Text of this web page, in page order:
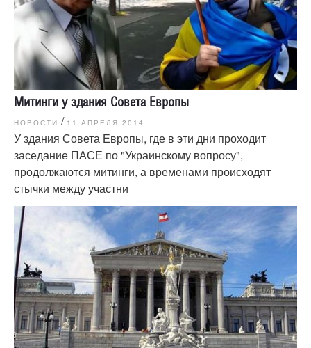
Митинги у здания Совета Европы
НОВОСТИ / 11 АПРЕЛЯ 2014
У здания Совета Европы, где в эти дни проходит
заседание ПАСЕ по "Украинскому вопросу",
продолжаются митинги, а временами происходят
стычки между участни